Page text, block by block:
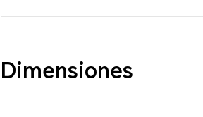
Dimensiones